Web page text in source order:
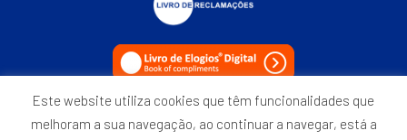
Política de Privacidade
Este website utiliza cookies que têm funcionalidades que
melhoram a sua navegação, ao continuar a navegar, está a